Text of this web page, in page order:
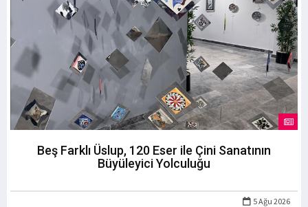
Beş Farklı Üslup, 120 Eser ile Çini Sanatının
Büyüleyici Yolculuğu
5 Ağu 2026